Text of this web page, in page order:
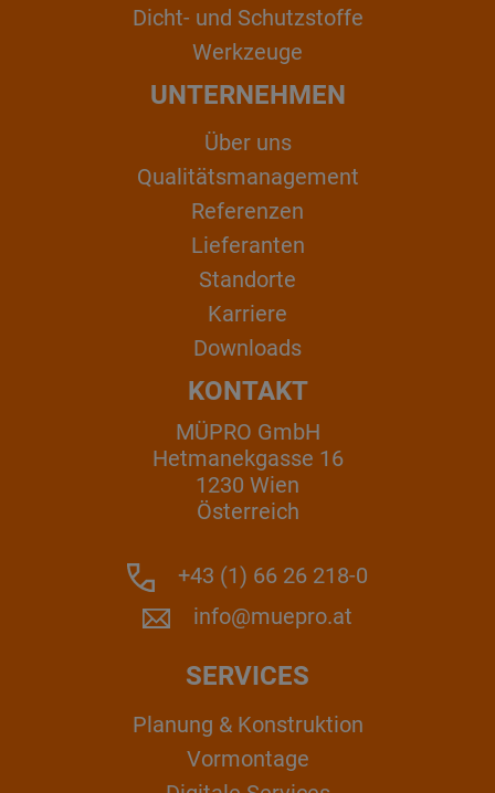
Dicht- und Schutzstoffe
Werkzeuge
UNTERNEHMEN
Über uns
Qualitätsmanagement
Referenzen
Lieferanten
Standorte
Karriere
Downloads
KONTAKT
MÜPRO GmbH
Hetmanekgasse 16
1230 Wien
Österreich
+43 (1) 66 26 218-0
info@muepro.at
SERVICES
Planung & Konstruktion
Vormontage